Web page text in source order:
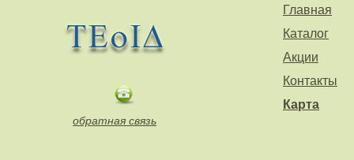
Главная
Каталог
Акции
Контакты
Карта
обратная связь